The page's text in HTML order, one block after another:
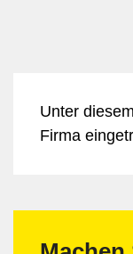
Unter
Firma